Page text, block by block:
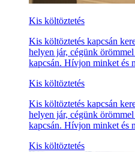
Kis költöztetés
Kis költöztetés kapcsán
helyen jár, cégünk
kapcsán. Hívjon minket és
Kis költöztetés
Kis költöztetés kapcsán
helyen jár, cégünk
kapcsán. Hívjon minket és
Kis költöztetés